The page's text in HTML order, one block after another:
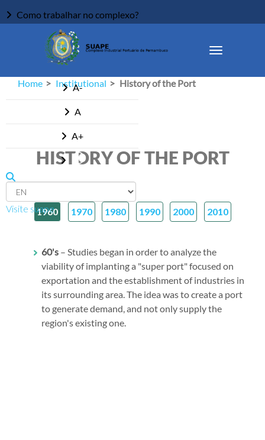
Como trabalhar no complexo?
Ouvidoria
Acessibilidade
A-
A
A+
Visite suape
Home Institutional History of the Port
HISTORY OF THE PORT
1960 1970 1980 1990 2000 2010
60's – Studies began in order to analyze the
viability of implanting a "super port" focused on
exportation and the establishment of industries in
its surrounding area. The idea was to create a port
to generate demand, and not only supply the
region's existing one.